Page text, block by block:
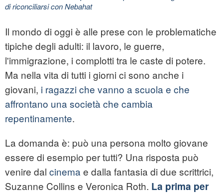
di riconciliarsi con Nebahat
Il mondo di oggi è alle prese con le problematiche
tipiche degli adulti: il lavoro, le guerre,
l'immigrazione, i complotti tra le caste di potere.
Ma nella vita di tutti i giorni ci sono anche i
giovani, i ragazzi che vanno a scuola e che
affrontano una società che cambia
repentinamente.
La domanda è: può una persona molto giovane
essere di esempio per tutti? Una risposta può
venire dal cinema e dalla fantasia di due scrittrici,
Suzanne Collins e Veronica Roth. La prima per